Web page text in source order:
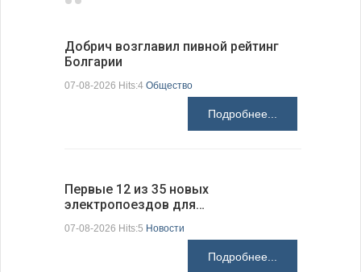
Добрич возглавил пивной рейтинг
Болгарии
07-08-2026 Hits:4 Общество
Подробнее...
Первые 12 из 35 новых
электропоездов для…
07-08-2026 Hits:5 Новости
Подробнее...